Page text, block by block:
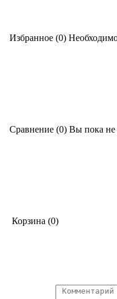
Избранное (0)
Сравнение (0) Вы пока не
Корзина (0)